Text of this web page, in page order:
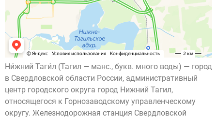
Ни́жний Таги́л (Тагил — манс., букв. много воды) — город
в Свердловской области России, административный
центр городского округа город Нижний Тагил,
относящегося к Горнозаводскому управленческому
округу. Железнодорожная станция Свердловской